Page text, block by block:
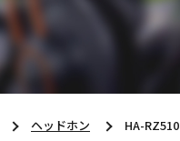
ヘッドホン HA-RZ510